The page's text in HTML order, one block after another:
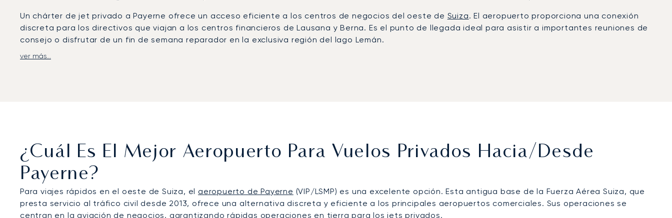
Un chárter de jet privado a Payerne ofrece un acceso eficiente a los centros de negocios del oeste de Suiza. El aeropuerto proporciona una conexión
discreta para los directivos que viajan a los centros financieros de Lausana y Berna. Es el punto de llegada ideal para asistir a importantes reuniones de
consejo o disfrutar de un fin de semana reparador en la exclusiva región del lago Lemán.
En LunaJets, personalizamos cada detalle de su viaje. Su vuelo es un espacio personal donde puede trabajar o relajarse con la máxima discreción.
ver más...
¿Cuál Es El Mejor Aeropuerto Para Vuelos Privados Hacia/desde
Payerne?
Para viajes rápidos en el oeste de Suiza, el aeropuerto de Payerne (VIP/LSMP) es una excelente opción. Esta antigua base de la Fuerza Aérea Suiza, que
presta servicio al tráfico civil desde 2013, ofrece una alternativa discreta y eficiente a los principales aeropuertos comerciales. Sus operaciones se
centran en la aviación de negocios, garantizando rápidas operaciones en tierra para los jets privados.